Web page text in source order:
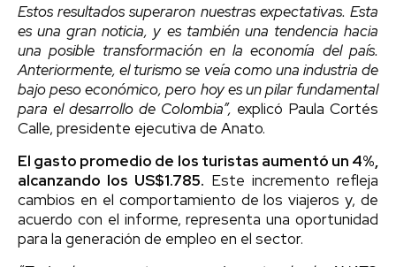
Estos resultados superaron nuestras expectativas. Esta
es una gran noticia, y es también una tendencia hacia
una posible transformación en la economía del país.
Anteriormente, el turismo se veía como una industria de
bajo peso económico, pero hoy es un pilar fundamental
para el desarrollo de Colombia”, explicó Paula Cortés
Calle, presidente ejecutiva de Anato.
El gasto promedio de los turistas aumentó un 4%,
alcanzando los US$1.785. Este incremento refleja
cambios en el comportamiento de los viajeros y, de
acuerdo con el informe, representa una oportunidad
para la generación de empleo en el sector.